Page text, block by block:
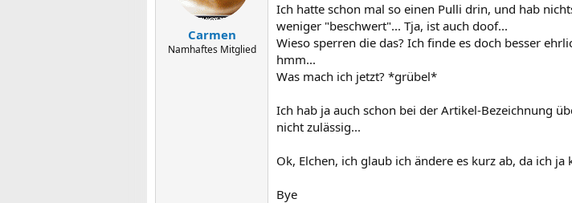
Carmen
Namhaftes Mitglied
Ich hatte schon mal so einen Pulli drin, und hab
weniger "beschwert"... Tja, ist auch doof...
Wieso sperren die das? Ich finde es doch besser
hmm...
Was mach ich jetzt? *grübel*
Ich hab ja auch schon bei der Artikel-Bezeichnung
nicht zulässig...
Ok, Elchen, ich glaub ich ändere es kurz ab, da ich
Bye